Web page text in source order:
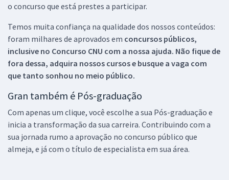
o concurso que está prestes a participar.
Temos muita confiança na qualidade dos nossos conteúdos:
foram milhares de aprovados em concursos públicos,
inclusive no Concurso CNU com a nossa ajuda. Não fique de
fora dessa, adquira nossos cursos e busque a vaga com
que tanto sonhou no meio público.
Gran também é Pós-graduação
Com apenas um clique, você escolhe a sua Pós-graduação e
inicia a transformação da sua carreira. Contribuindo com a
sua jornada rumo a aprovação no concurso público que
almeja, e já com o título de especialista em sua área.